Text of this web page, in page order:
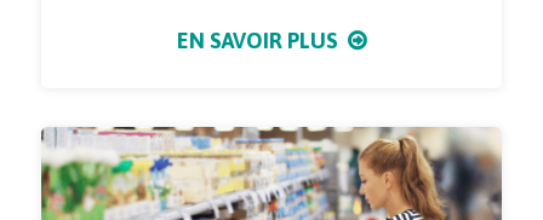
EN SAVOIR PLUS